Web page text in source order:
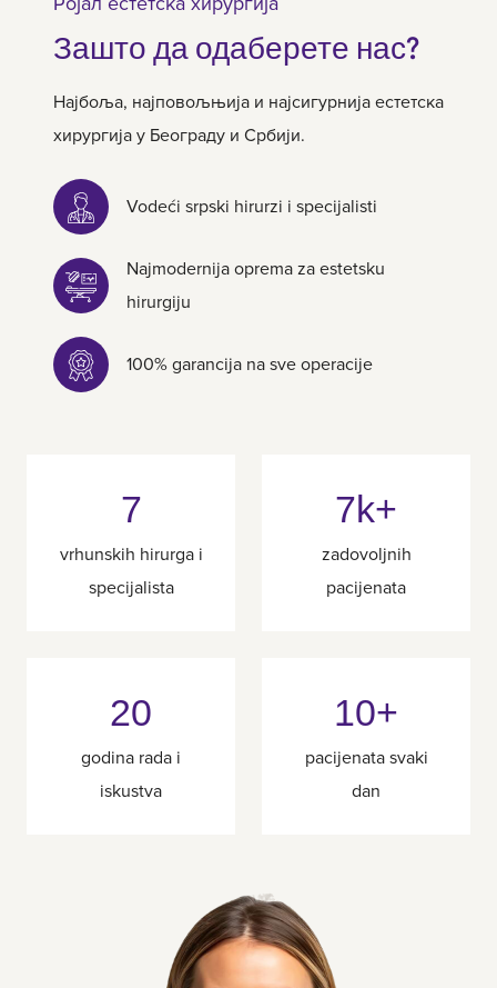
Зашто да одаберете нас?
Најбоља, најповољњија и најсигурнија естетска
хирургија у Београду и Србији.
Vodeći srpski hirurzi i specijalisti
Najmodernija oprema za estetsku
hirurgiju
100% garancija na sve operacije
7
vrhunskih hirurga i
specijalista
7k+
zadovoljnih
pacijenata
20
godina rada i
iskustva
10+
pacijenata svaki
dan